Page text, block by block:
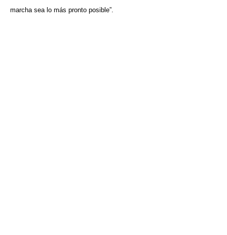
marcha sea lo más pronto posible”.